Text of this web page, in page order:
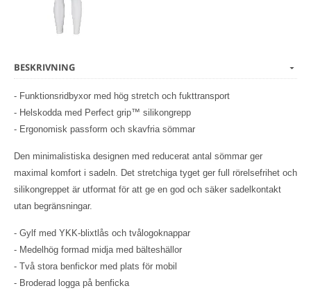
BESKRIVNING
- Funktionsridbyxor med hög stretch och fukttransport
- Helskodda med Perfect grip™ silikongrepp
- Ergonomisk passform och skavfria sömmar
Den minimalistiska designen med reducerat antal sömmar ger
maximal komfort i sadeln. Det stretchiga tyget ger full rörelsefrihet och
silikongreppet är utformat för att ge en god och säker sadelkontakt
utan begränsningar.
- Gylf med YKK-blixtlås och tvålogoknappar
- Medelhög formad midja med bälteshällor
- Två stora benfickor med plats för mobil
- Broderad logga på benficka